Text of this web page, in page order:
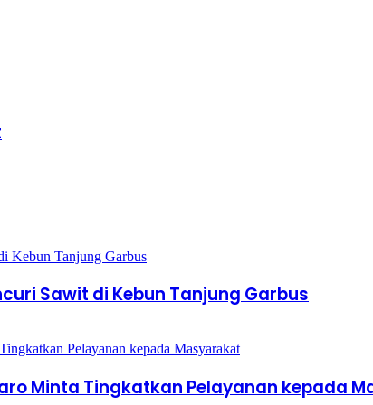
Sawit di Kebun Tanjung Garbus
Minta Tingkatkan Pelayanan kepada